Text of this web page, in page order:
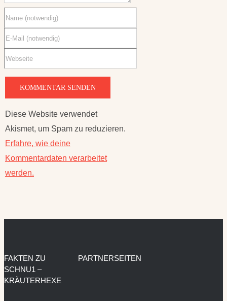
Diese Website verwendet
Akismet, um Spam zu reduzieren.
Erfahre, wie deine
Kommentardaten verarbeitet
werden.
FAKTEN ZU
SCHNU1 –
KRÄUTERHEXE
PARTNERSEITEN